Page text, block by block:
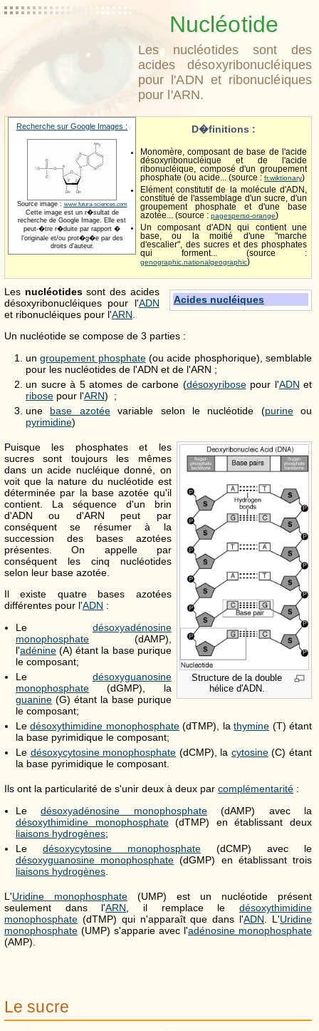
Nucléotide
Les nucléotides sont des
acides désoxyribonucléiques
pour l'ADN et ribonucléiques
pour l'ARN.
Recherche sur Google Images :
Source image : www.futura-sciences.com
Cette image est un r�sultat de
recherche de Google Image. Elle est
peut-�tre r�duite par rapport �
l'originale et/ou prot�g�e par des
droits d'auteur.
D�finitions :
Monomère, composant de base de l'acide
désoxyribonucléique et de l'acide
ribonucléique, composé d'un groupement
phosphate (ou acide... (source : fr.wiktionary)
Elément constitutif de la molécule d'ADN,
constitué de l'assemblage d'un sucre, d'un
groupement phosphate et d'une base
azotée... (source : pagesperso-orange)
Un composant d'ADN qui contient une
base, ou la moitié d'une "marche
d'escalier", des sucres et des phosphates
qui forment... (source :
genographic.nationalgeographic)
Acides nucléiques
Les nucléotidessont des acides
désoxyribonucléiques pour l'ADN
et ribonucléiques pour l'ARN
Un nucléotide se compose de 3 parties :
ungroupement phosphate(ou acide phosphorique), semblable
pour les nucléotides de l'ADN et de l'ARN ;
un sucre à 5 atomes de carbone (désoxyribosepour l'ADN et
ribose pour l'ARN) ;
une base azotéevariable selon le nucléotide (purineou
pyrimidine)
Structure de la double
hélice d'ADN.
Puisque les phosphates et les
sucres sont toujours les mêmes
dans un acide nucléique donné, on
voit que la nature du nucléotide est
déterminée par la base azotée qu'il
contient. La séquence d'un brin
d'ADN ou d'ARN peut par
conséquent se résumer à la
succession des bases azotées
présentes. On appelle par
conséquent les cinq nucléotides
selon leur base azotée.
Il existe quatre bases azotées
différentes pour l'ADN :
Le désoxyadénosine
monophosphate (dAMP),
l'adénine (A) étant la base purique
le composant;
Le désoxyguanosine
monophosphate (dGMP), la
guanine (G) étant la base purique
le composant;
Ledésoxythimidine monophosphate(dTMP), lathymine (T) étant
la base pyrimidique le composant;
Le désoxycytosine monophosphate (dCMP), la cytosine(C) étant
la base pyrimidique le composant.
Ils ont la particularité de s'unir deux à deux par complémentarité :
Ledésoxyadénosine monophosphate(dAMP) avec la
désoxythimidine monophosphate(dTMP) en établissant deux
liaisons hydrogènes;
Le désoxycytosine monophosphate (dCMP) avec le
désoxyguanosine monophosphate (dGMP) en établissant trois
liaisons hydrogènes
L'Uridine monophosphate (UMP) est un nucléotide présent
seulement dans l'ARN , il remplace ledésoxythimidine
monophosphate (dTMP) qui n'apparaît que dans l'ADN . L'Uridine
monophosphate (UMP) s'apparie avec l'adénosine monophosphate
(AMP).
Le sucre